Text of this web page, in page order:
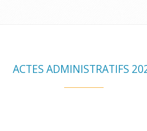
ACTES ADMINISTRATIFS